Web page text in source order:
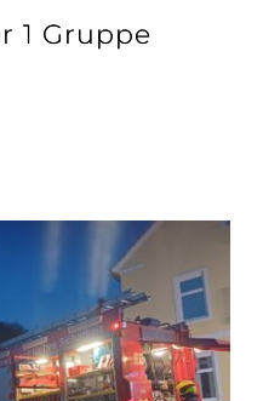
1 Gruppe